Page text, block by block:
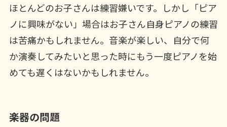
ほとんどのお子さんは練習嫌いです。しかし「ピア
ノに興味がない」場合はお子さん自身ピアノの練習
は苦痛かもしれません。音楽が楽しい、自分で何
か演奏してみたいと思った時にもう一度ピアノを始
めても遅くはないかもしれません。
楽器の問題